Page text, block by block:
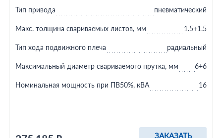
ЗАКАЗАТЬ
Тип привода пневматический
Макс. толщина свариваемых листов, мм 1.5+1.5
Тип хода подвижного плеча радиальный
Максимальный диаметр свариваемого прутка, мм 6+6
Номинальная мощность при ПВ50%, кВА 16